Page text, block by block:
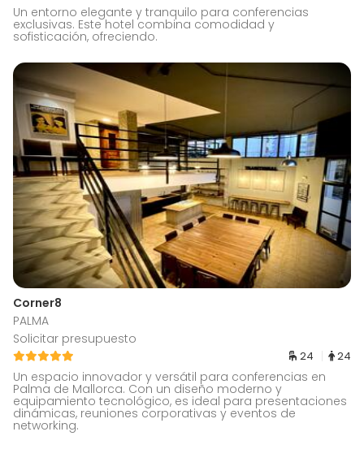
Un entorno elegante y tranquilo para conferencias
exclusivas. Este hotel combina comodidad y
sofisticación, ofreciendo.
Corner8
PALMA
Solicitar presupuesto
24 24
Un espacio innovador y versátil para conferencias en
Palma de Mallorca. Con un diseño moderno y
equipamiento tecnológico, es ideal para presentaciones
dinámicas, reuniones corporativas y eventos de
networking.